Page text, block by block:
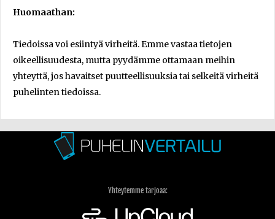
Huomaathan:
Tiedoissa voi esiintyä virheitä. Emme vastaa tietojen
oikeellisuudesta, mutta pyydämme ottamaan meihin
yhteyttä, jos havaitset puutteellisuuksia tai selkeitä virheitä
puhelinten tiedoissa.
Yhteytemme tarjoaa: